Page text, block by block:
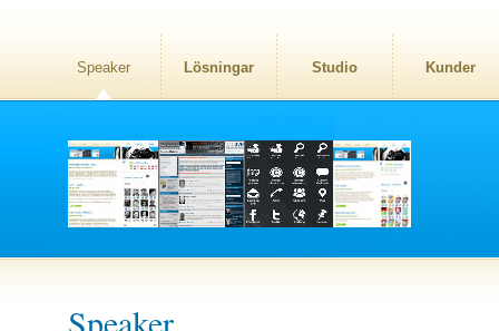
Speaker Lösningar Studio Kunder
Speaker